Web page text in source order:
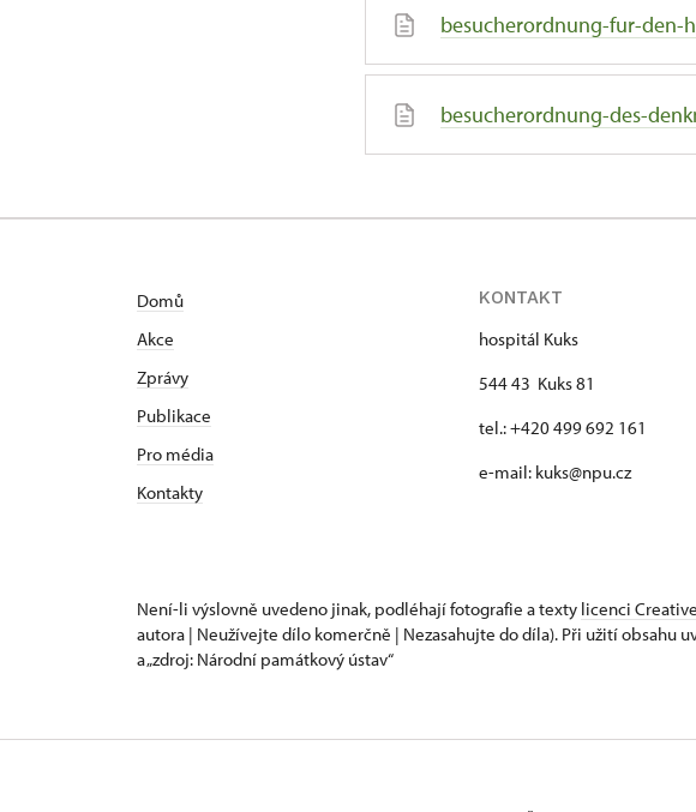
besucherordnung-fur-
besucherordnung-des-
Domů
Akce
Zprávy
Publikace
Pro média
Kontakty
KONTAKT
hospitál Kuks
544 43 Kuks 81
tel.: +420 499 692 161
e-mail: kuks@npu.cz
Není-li výslovně uvedeno jinak, podléhají fotografie a texty licenci
autora | Neužívejte dílo komerčně | Nezasahujte do díla). Při užití obsahu
a „zdroj: Národní památkový ústav“